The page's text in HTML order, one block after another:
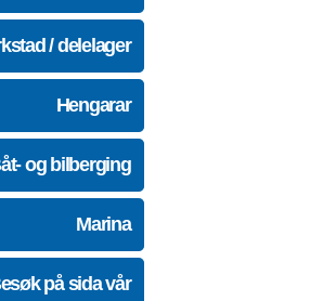
/ delelager
Hengarar
og bilberging
Marina
på sida vår